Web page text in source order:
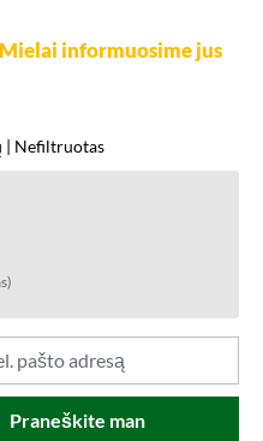
informuosime jus
| Nefiltruotas
Praneškite man